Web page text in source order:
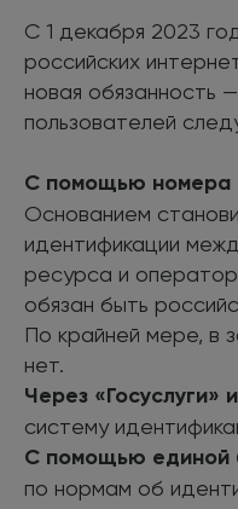
С 1 декабря 2023
российских
новая обязанность
пользователей
С помощью номера
Основанием
идентификации
ресурса и
обязан быть
По крайней мере, в
нет.
Через «Госуслуги»
систему
С помощью единой
по нормам об